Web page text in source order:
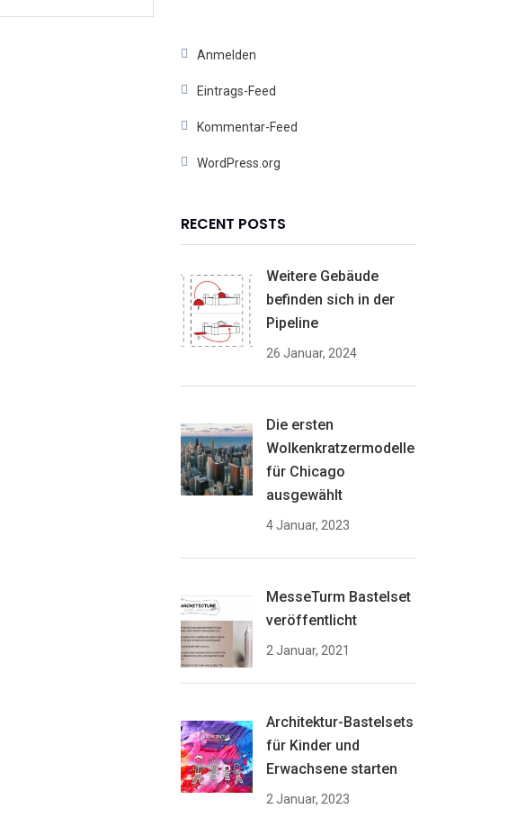
Anmelden
Eintrags-Feed
Kommentar-Feed
WordPress.org
RECENT POSTS
Weitere Gebäude
befinden sich in der
Pipeline
26 Januar, 2024
Die ersten
Wolkenkratzermodelle
für Chicago
ausgewählt
4 Januar, 2023
MesseTurm Bastelset
veröffentlicht
2 Januar, 2021
Architektur-Bastelsets
für Kinder und
Erwachsene starten
2 Januar, 2023